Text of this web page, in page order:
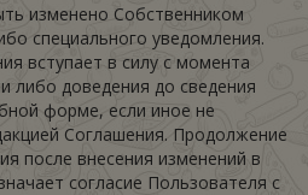
изменено Собственником
специального уведомления.
вступает в силу с момента
либо доведения до сведения
форме, если иное не
Соглашения. Продолжение
после внесения изменений в
согласие Пользователя с